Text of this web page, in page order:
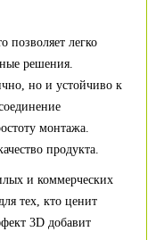
легко
решения.
но и устойчиво к
монтажа.
продукта.
и коммерческих
тех, кто ценит
3D добавит